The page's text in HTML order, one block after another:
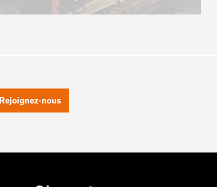
Rejoignez-nous